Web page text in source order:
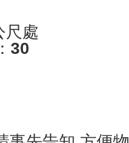
尺處
30